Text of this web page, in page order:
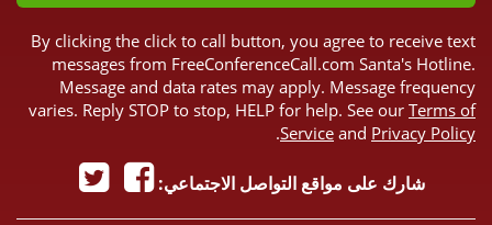
By clicking the click to call button, you agree to receive text
messages from FreeConferenceCall.com Santa's Hotline.
Message and data rates may apply. Message frequency
varies. Reply STOP to stop, HELP for help. See our Terms of
Service and Privacy Policy
.
شارك على مواقع التواصل الاجتماعي: